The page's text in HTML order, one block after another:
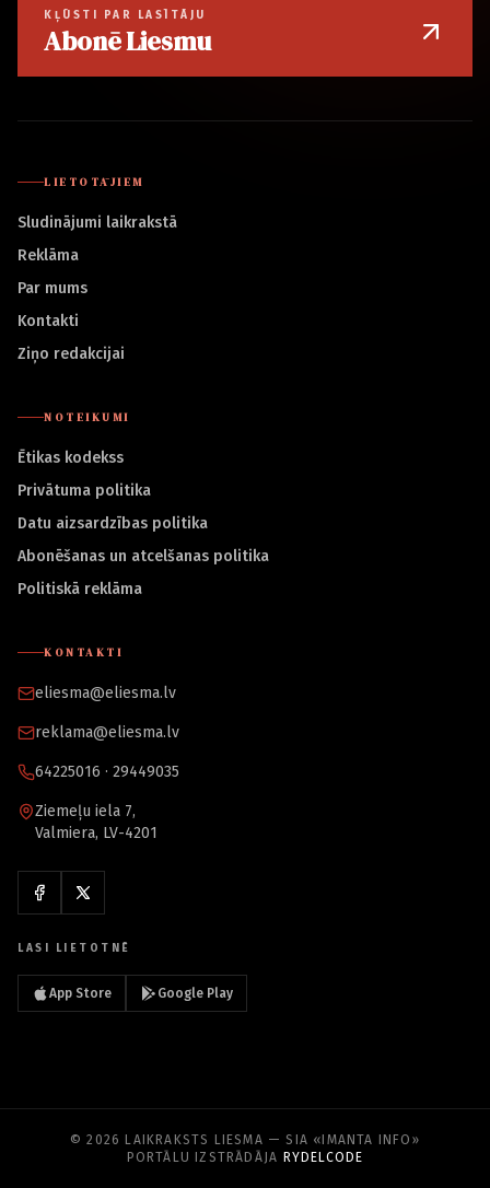
KĻŪSTI PAR LASĪTĀJU
Abonē Liesmu
LIETOTĀJIEM
Sludinājumi laikrakstā
Reklāma
Par mums
Kontakti
Ziņo redakcijai
NOTEIKUMI
Ētikas kodekss
Privātuma politika
Datu aizsardzības politika
Abonēšanas un atcelšanas politika
Politiskā reklāma
KONTAKTI
eliesma@eliesma.lv
reklama@eliesma.lv
64225016 · 29449035
Ziemeļu iela 7,
Valmiera, LV-4201
LASI LIETOTNĒ
App Store Google Play
© 2026 LAIKRAKSTS LIESMA — SIA «IMANTA INFO»
PORTĀLU IZSTRĀDĀJA RYDELCODE